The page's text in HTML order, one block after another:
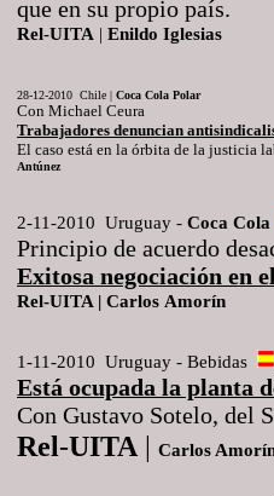
que en su propio país.
Rel-UITA | Enildo Iglesias
28-12-2010 Chile | Coca Cola Polar
Con Michael Ceura
Trabajadores denuncian
El caso está en la órbita de la justicia
Antúnez
2-11-2010 Uruguay - Coca Cola
Principio de acuerdo
Exitosa negociación en
Rel-UITA | Carlos Amorín
1-11-2010 Uruguay - Bebidas
Está ocupada la planta
Con Gustavo Sotelo, del
Rel-UITA | Carlos